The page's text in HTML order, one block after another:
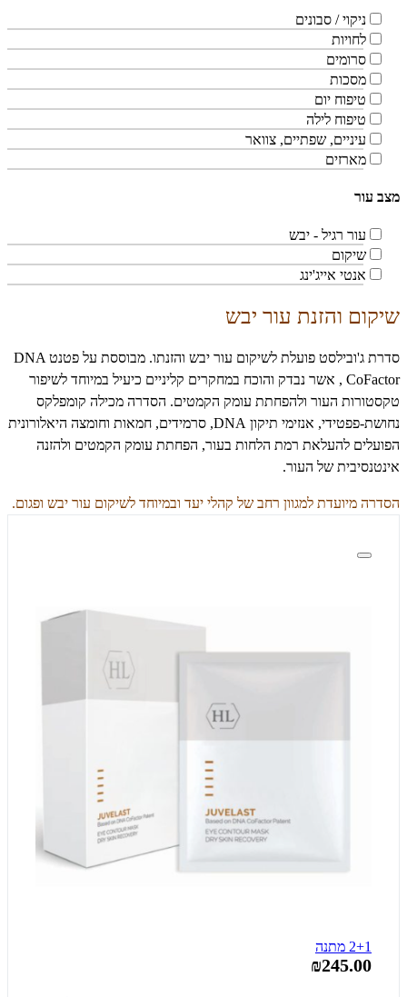
ניקוי / סבונים
לחויות
סרומים
מסכות
טיפוח יום
טיפוח לילה
עיניים, שפתיים, צוואר
מארזים
מצב עור
עור רגיל - יבש
שיקום
אנטי אייג'ינג
שיקום והזנת עור יבש
סדרת ג'ובילסט פועלת לשיקום עור יבש והזנתו. מבוססת על פטנט DNA
CoFactor , אשר נבדק והוכח במחקרים קליניים כיעיל במיוחד לשיפור
טקסטורות העור ולהפחתת עומק הקמטים. הסדרה מכילה קומפלקס
נחושת-פפטידי, אנזימי תיקון DNA, סרמידים, חמאות וחומצה היאלורונית
הפועלים להעלאת רמת הלחות בעור, הפחתת עומק הקמטים ולהזנה
אינטנסיבית של העור.
הסדרה מיועדת למגוון רחב של קהלי יעד ובמיוחד לשיקום עור יבש ופגום.
2+1 מתנה
₪245.00